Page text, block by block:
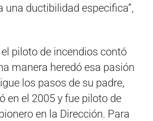
una ductibilidad especifica”,
piloto de incendios contó
manera heredó esa pasión
los pasos de su padre,
en el 2005 y fue piloto de
en la Dirección. Para